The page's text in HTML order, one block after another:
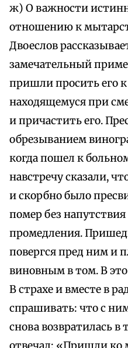
ж) О важности
отношению к
Двоеслов
замечательный
пришли просить его
находящемуся при
и причастить его.
обрезыванием
когда пошел к
навстречу сказали,
и скорбно было
помер без напутствия
промедления.
повергся пред ним и
виновным в том. В
В страхе и вместе в
спрашивать: что с
снова возвратилась